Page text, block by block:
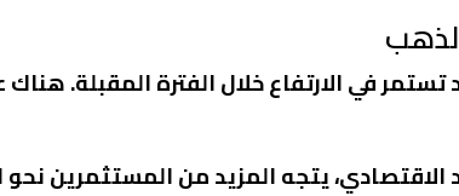
في الارتفاع خلال الفترة المقبلة.
الاقتصادي، يتجه المزيد من المستثمرين